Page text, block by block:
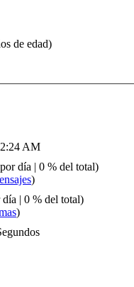
de edad)
AM
día | 0 % del total)
)
día | 0 % del total)
)